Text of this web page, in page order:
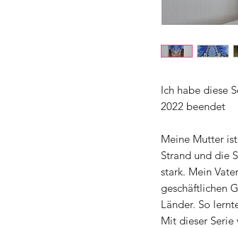
Ich habe diese
2022 beendet
Meine Mutter
Strand und die
stark. Mein
geschäftlichen
Länder. So
Mit dieser Serie